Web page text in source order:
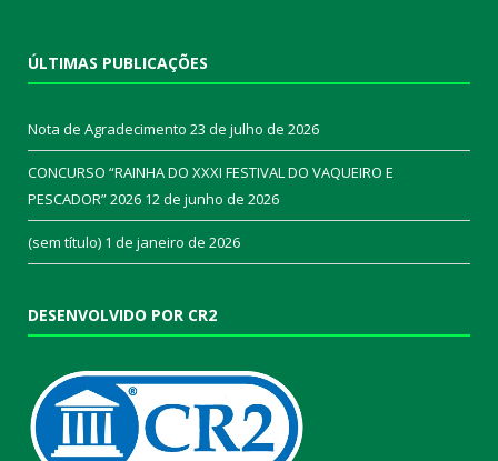
ÚLTIMAS PUBLICAÇÕES
Nota de Agradecimento 23 de julho de 2026
CONCURSO “RAINHA DO XXXI FESTIVAL DO VAQUEIRO E
PESCADOR” 2026 12 de junho de 2026
(sem título) 1 de janeiro de 2026
DESENVOLVIDO POR CR2